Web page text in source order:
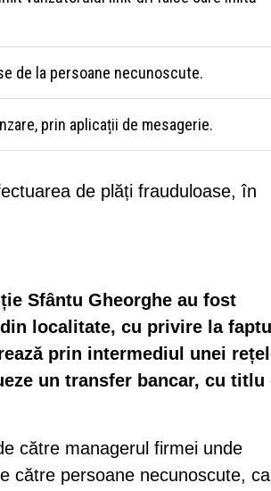
de la persoane necunoscute.
prin aplicații de mesagerie.
de plăți frauduloase, în
Sfântu Gheorghe au fost
localitate, cu privire la
prin intermediul unei
un transfer bancar, cu titlu
către managerul firmei unde
către persoane necunoscute,